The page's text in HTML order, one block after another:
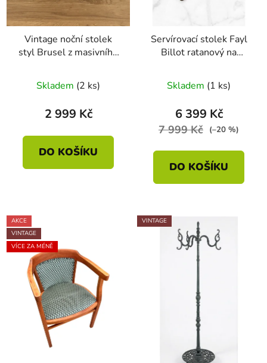
Vintage noční stolek
styl Brusel z masivního
Skladem (2 ks)
2 999 Kč
DO KOŠÍKU
Servírovací stolek Fayl
Billot ratanový na
Skladem (1 ks)
6 399 Kč
7 999 Kč (–20 %)
DO KOŠÍKU
AKCE
VINTAGE
VÍCE ZA MÉNĚ
VINTAGE